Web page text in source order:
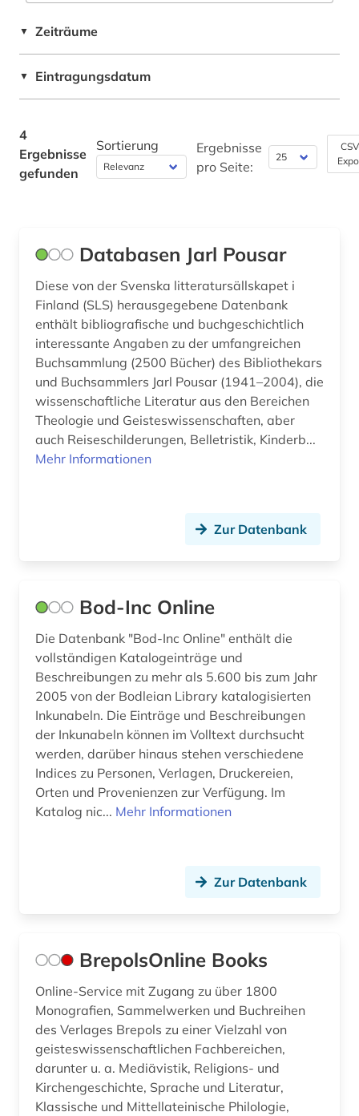
Physik (0)
Psychologie (0)
Rechtswissenschaft (0)
Sport (0)
Technik (0)
Theologie und Religionswissenschaften (2)
Werkstoffwissenschaften und
Fertigungstechnik (0)
▼ Zeiträume
▼ Eintragungsdatum
4
Ergebnisse
gefunden
Sortierung
Ergebnisse
pro Seite:
Databasen Jarl Pousar
Diese von der Svenska litteratursällskapet i
Finland (SLS) herausgegebene Datenbank
enthält bibliografische und buchgeschichtlich
interessante Angaben zu der umfangreichen
Buchsammlung (2500 Bücher) des Bibliothekars
und Buchsammlers Jarl Pousar (1941–2004), die
wissenschaftliche Literatur aus den Bereichen
Theologie und Geisteswissenschaften, aber
auch Reiseschilderungen, Belletristik, Kinderb...
Mehr Informationen
Zur Datenbank
Bod-Inc Online
Die Datenbank "Bod-Inc Online" enthält die
vollständigen Katalogeinträge und
Beschreibungen zu mehr als 5.600 bis zum Jahr
2005 von der Bodleian Library katalogisierten
Inkunabeln. Die Einträge und Beschreibungen
der Inkunabeln können im Volltext durchsucht
werden, darüber hinaus stehen verschiedene
Indices zu Personen, Verlagen, Druckereien,
Orten und Provenienzen zur Verfügung. Im
Katalog nic... Mehr Informationen
Zur Datenbank
BrepolsOnline Books
Online-Service mit Zugang zu über 1800
Monografien, Sammelwerken und Buchreihen
des Verlages Brepols zu einer Vielzahl von
geisteswissenschaftlichen Fachbereichen,
darunter u. a. Mediävistik, Religions- und
Kirchengeschichte, Sprache und Literatur,
Klassische und Mittellateinische Philologie,